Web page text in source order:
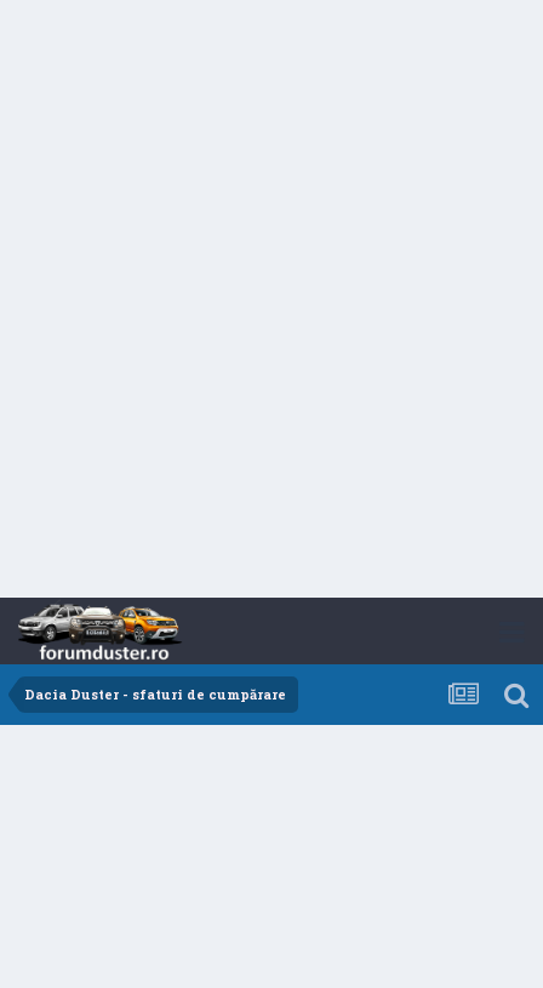
Dacia Duster - sfaturi de cumpărare